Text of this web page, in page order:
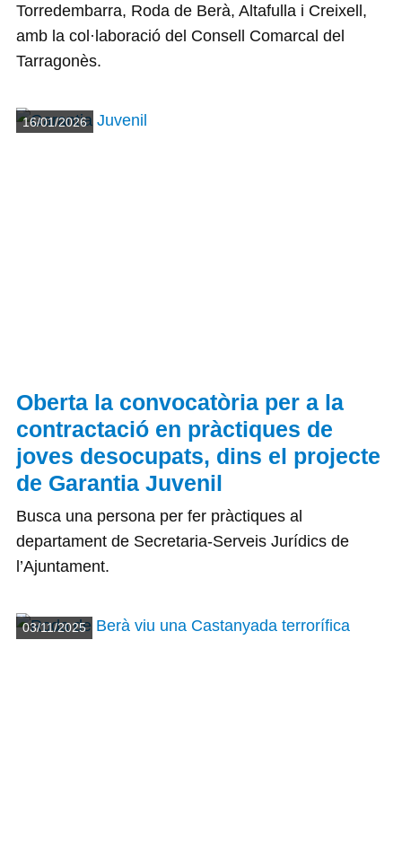
Torredembarra, Roda de Berà, Altafulla i Creixell,
amb la col·laboració del Consell Comarcal del
Tarragonès.
Oberta la convocatòria per a la
contractació en pràctiques de
joves desocupats, dins el projecte
de Garantia Juvenil
Detalls
16/01/2026
Busca una persona per fer pràctiques al
departament de Secretaria-Serveis Jurídics de
l’Ajuntament.
Detalls
03/11/2025